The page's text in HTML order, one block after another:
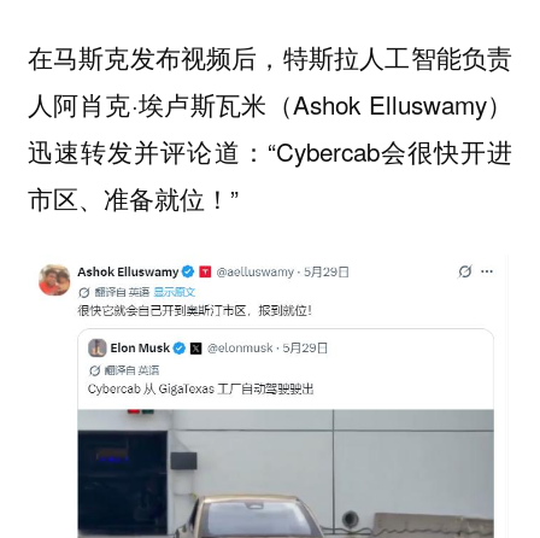
在马斯克发布视频后，特斯拉人工智能负责
人阿肖克·埃卢斯瓦米（Ashok Elluswamy）
迅速转发并评论道：“Cybercab会很快开进
市区、准备就位！”